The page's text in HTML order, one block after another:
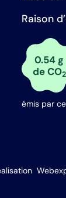
Raison
0.54 g
de CO2
émis par
de